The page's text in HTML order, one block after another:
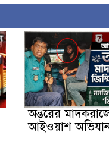
অন্তরের
আইওয়াশ